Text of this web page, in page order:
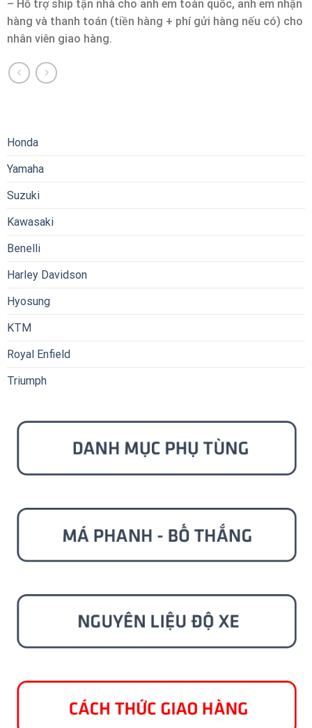
– Hỗ trợ ship tận nhà cho anh em toàn quốc, anh em nhận
hàng và thanh toán (tiền hàng + phí gửi hàng nếu có) cho
nhân viên giao hàng.
Honda
Yamaha
Suzuki
Kawasaki
Benelli
Harley Davidson
Hyosung
KTM
Royal Enfield
Triumph